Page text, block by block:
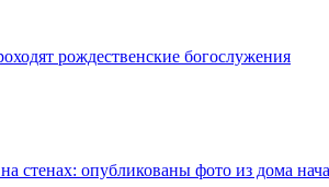
рождественские богослужения
стенах: опубликованы фото из дома